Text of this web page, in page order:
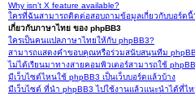
Why isn’t X feature available?
ใครที่ฉันสามารถติดต่อสอบถามข้อมูลเกี่ยวกับบอร์ดนี้
เกี่ยวกับภาษาไทย ของ phpBB3
ใครเป็นคนแปลภาษาไทยให้กับ phpBB3?
สามารถแสดงคำขอบคุณหรือร่วมสนับสนุนทีม
ไม่ได้เรียนมาทางสายคอมพิวเตอร์สามารถใช้
มีเว็บไซต์ไหนใช้ phpBB3 เป็นเว็บบอร์ดแล้วบ้าง
มีเว็บไซต์ ที่นำ phpBB3 ไปใช้งานแล้วแนะนำได้ที่ไ